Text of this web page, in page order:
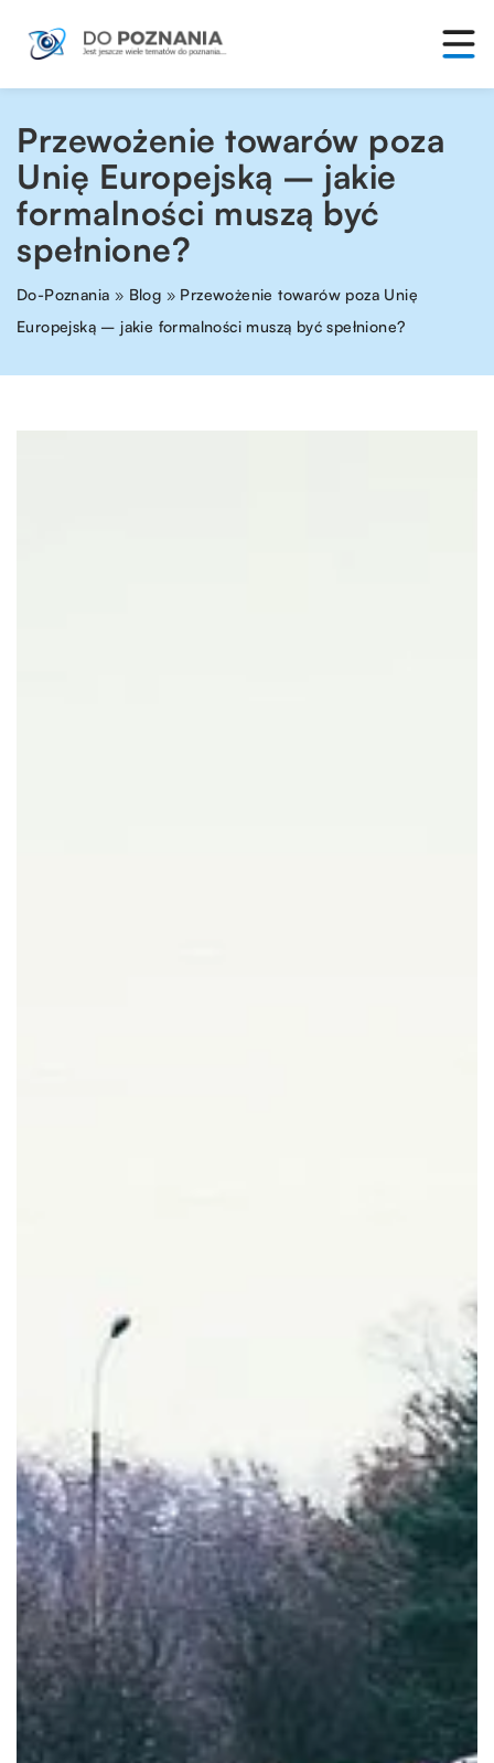
Przewożenie towarów poza
Unię Europejską – jakie
formalności muszą być
spełnione?
Do-Poznania » Blog » Przewożenie towarów poza Unię
Europejską – jakie formalności muszą być spełnione?